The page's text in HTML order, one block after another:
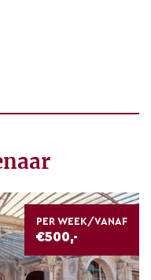
de oudste
een wijnroute,
ook gewoon lekkere
WereldErfgoed
met de auto. Het
PER WEEK/VANAF
€500,-